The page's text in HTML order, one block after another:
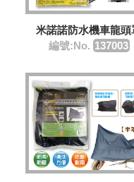
米諾諾防水機車龍頭
編號:No. 137003